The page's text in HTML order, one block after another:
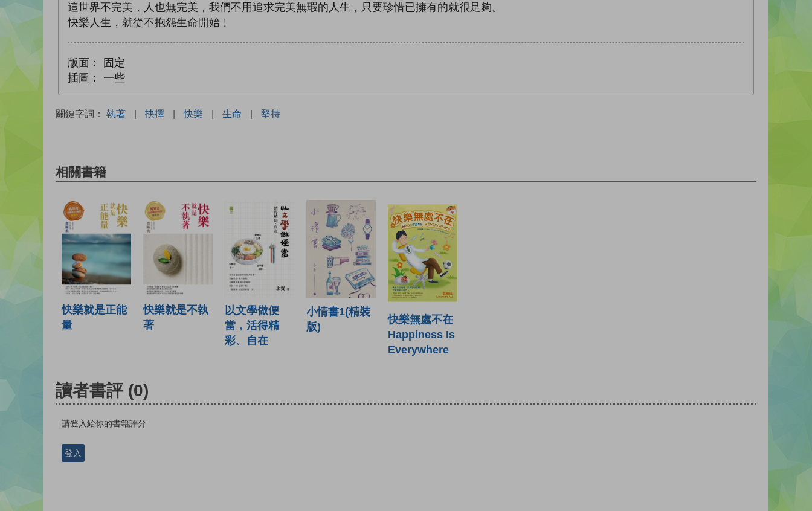
這世界不完美，人也無完美，我們不用追求完美無瑕的人生，只要珍惜已擁有的就很足夠。
快樂人生，就從不抱怨生命開始﹗
版面：
固定
插圖：
一些
關鍵字詞： 執著 | 抉擇 | 快樂 | 生命 | 堅持
相關書籍
快樂就是正能
量
快樂就是不執
著
以文學做便
當，活得精
彩、自在
小情書1(精裝
版)
快樂無處不在
Happiness Is
Everywhere
讀者書評 (0)
請登入給你的書籍評分
登入